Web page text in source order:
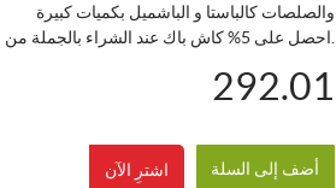
والصلصات كالباستا و الباشميل بكميات كبيرة
.احصل على 5% كاش باك عند الشراء بالجملة من مارتو
292.01
أضف إلى السلة اشترِ الآن